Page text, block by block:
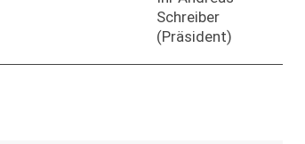
Schreiber
(Präsident)